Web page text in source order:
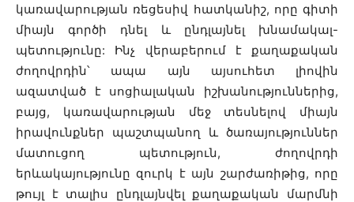
կառավարության ռեցեսիվ հատկանիշ, որը գիտի
միայն գործի դնել և ընդլայնել խնամակալ-
պետությունը: Ինչ վերաբերում է քաղաքական
ժողովրդին՝ ապա այն այսուհետ լիովին
ազատված է սոցիալական իշխանություններից,
բայց, կառավարության մեջ տեսնելով միայն
իրավունքներ պաշտպանող և ծառայություններ
մատուցող պետություն, ժողովրդի
երևակայությունը զուրկ է այն շարժառիթից, որը
թույլ է տալիս ընդլայնվել քաղաքական մարմնի